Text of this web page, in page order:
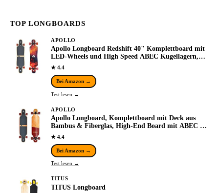
TOP LONGBOARDS
APOLLO
Apollo Longboard Redshift 40" Komplettboard mit
LED-Wheels und High Speed ABEC Kugellagern,
Drop Through Freeride Skaten Cruiser Board
★ 4.4
Bei Amazon →
Test lesen →
APOLLO
Apollo Longboard, Komplettboard mit Deck aus
Bambus & Fiberglas, High-End Board mit ABEC 9
Kugellager, Flex 2 Longboards für Jugendliche…
★ 4.4
Bei Amazon →
Test lesen →
TITUS
TITUS Longboard